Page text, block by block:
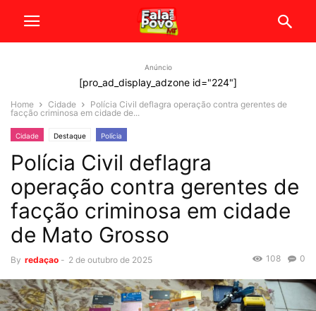
Anúncio
[pro_ad_display_adzone id="224"]
Home Cidade
Polícia Civil deflagra operação contra gerentes de
facção criminosa em cidade de...
Cidade Destaque Polícia
Polícia Civil deflagra
operação contra gerentes de
facção criminosa em cidade
de Mato Grosso
By redaçao - 2 de outubro de 2025 0
108